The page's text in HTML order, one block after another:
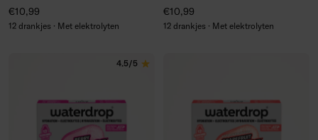
Normale prijs
€10,99
12 drankjes · Met elektrolyten
Normale prijs
€10,99
12 drankjes · Met elektrolyten
4.5/5